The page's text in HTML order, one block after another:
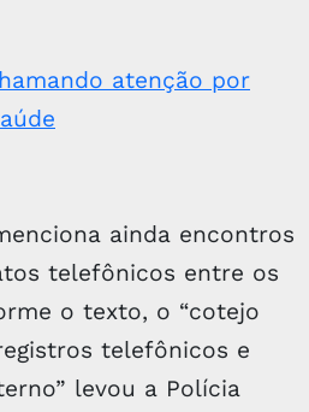
atenção por
ainda encontros
telefônicos entre os
o texto, o “cotejo
telefônicos e
levou a Polícia